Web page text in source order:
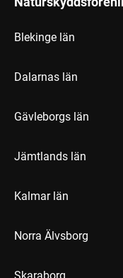
Blekinge län
Dalarnas län
Gävleborgs län
Jämtlands län
Kalmar län
Norra Älvsborg